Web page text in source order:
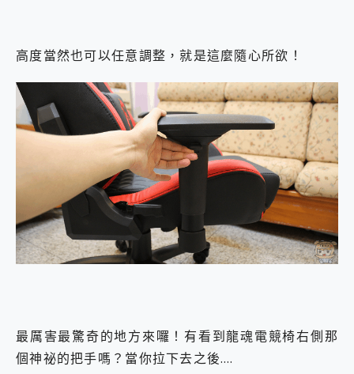
高度當然也可以任意調整，就是這麼隨心所欲！
最厲害最驚奇的地方來囉！有看到龍魂電競椅右側那
個神祕的把手嗎？當你拉下去之後….